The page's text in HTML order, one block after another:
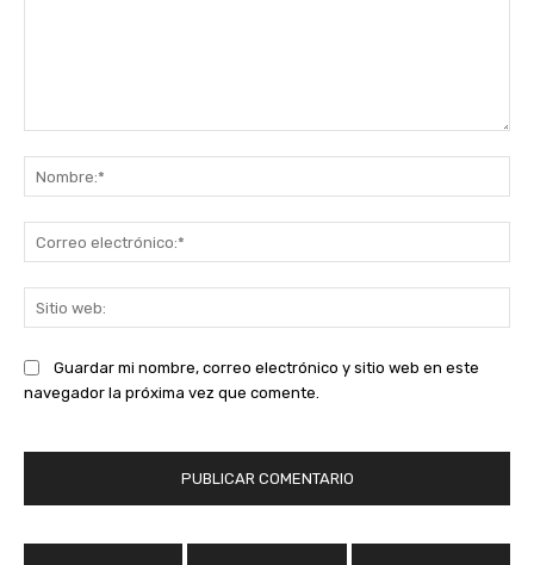
Guardar mi nombre, correo electrónico y sitio web en este
navegador la próxima vez que comente.